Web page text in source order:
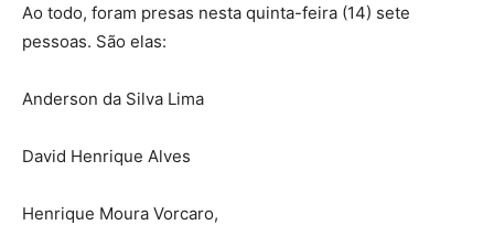
Ao todo, foram presas nesta quinta-feira (14) sete
pessoas. São elas:
Anderson da Silva Lima
David Henrique Alves
Henrique Moura Vorcaro,